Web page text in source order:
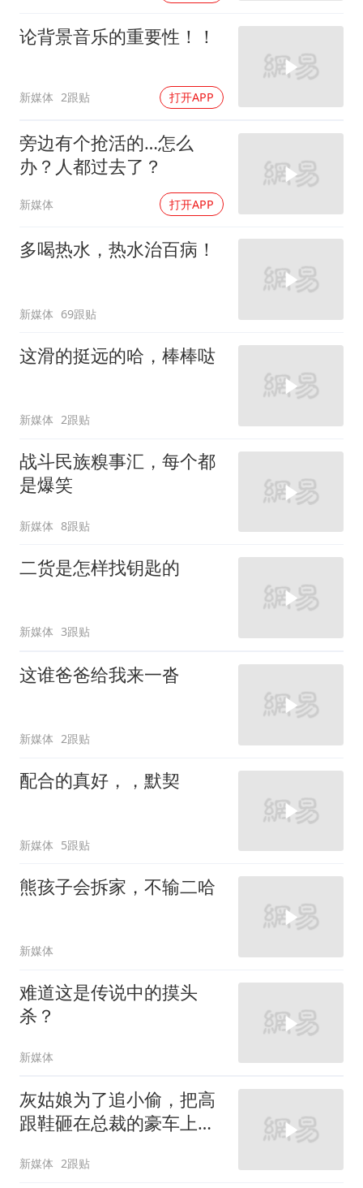
论背景音乐的重要性！！
新媒体 2跟贴 打开APP
旁边有个抢活的…怎么
办？人都过去了？
新媒体 打开APP
多喝热水，热水治百病！
新媒体 69跟贴
这滑的挺远的哈，棒棒哒
新媒体 2跟贴
战斗民族糗事汇，每个都
是爆笑
新媒体 8跟贴
二货是怎样找钥匙的
新媒体 3跟贴
这谁爸爸给我来一沓
新媒体 2跟贴
配合的真好，，默契
新媒体 5跟贴
熊孩子会拆家，不输二哈
新媒体
难道这是传说中的摸头
杀？
新媒体
灰姑娘为了追小偷，把高
跟鞋砸在总裁的豪车上，
新媒体 2跟贴